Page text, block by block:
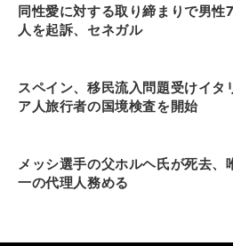
同性愛に対する取り締まりで男性
人を起訴、セネガル
スペイン、移民流入問題受けイタ
ア人旅行者の国境検査を開始
メッシ選手の父ホルヘ氏が死去、
一の代理人務める